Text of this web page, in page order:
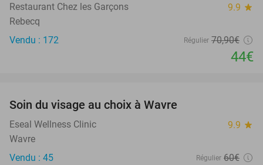
Restaurant Chez les Garçons 9.9 star
Rebecq
Vendu : 172
Régulier 70,90€
44€
Soin du visage au choix à Wavre
Eseal Wellness Clinic 9.9 star
Wavre
Vendu : 45
Régulier 60€